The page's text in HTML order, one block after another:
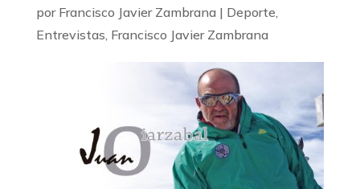
por Francisco Javier Zambrana| Deporte,
Entrevistas, Francisco Javier Zambrana